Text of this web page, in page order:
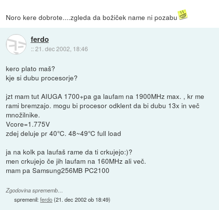
Noro kere dobrote....zgleda da božiček name ni pozabu
ferdo
::21. dec 2002, 18:46
kero plato maš?
kje si dubu procesorje?
jzt mam tut AIUGA 1700+pa ga laufam na 1900MHz max. , kr me
rami bremzajo. mogu bi procesor odklent da bi dubu 13x in več
množilnike.
Vcore=1.775V
zdej deluje pr 40°C. 48~49°C full load
ja na kolk pa laufaš rame da ti crkujejo:)?
men crkujejo če jih laufam na 160MHz ali več.
mam pa Samsung256MB PC2100
Zgodovina sprememb…
spremenil:ferdo(21. dec 2002 ob 18:49)